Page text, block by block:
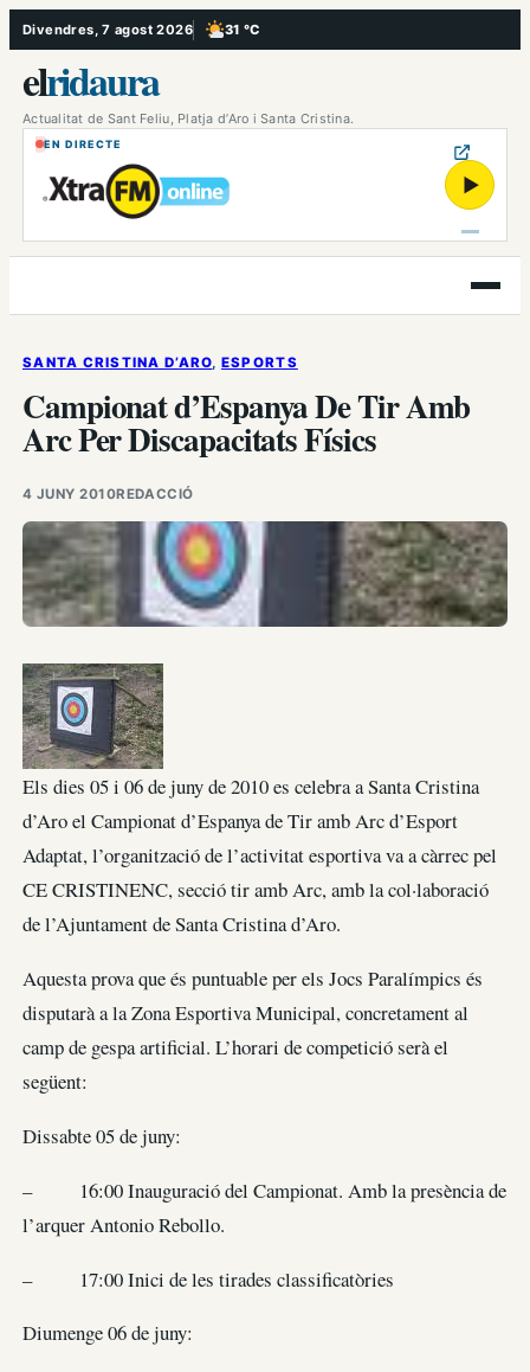
Vés
al
contingut
Divendres, 7 agost 2026 31 °C
, Poc ennuvolat
elridaura
Actualitat de Sant Feliu, Platja d’Aro i Santa Cristina.
EN DIRECTE
▶
Obre
el
SANTA CRISTINA D’ARO, ESPORTS
Campionat d’Espanya De Tir Amb
Arc Per Discapacitats Físics
4 JUNY 2010REDACCIÓ
Els dies 05 i 06 de juny de 2010 es celebra a Santa Cristina
d’Aro el Campionat d’Espanya de Tir amb Arc d’Esport
Adaptat, l’organització de l’activitat esportiva va a càrrec pel
CE CRISTINENC, secció tir amb Arc, amb la col·laboració
de l’Ajuntament de Santa Cristina d’Aro.
Aquesta prova que és puntuable per els Jocs Paralímpics és
disputarà a la Zona Esportiva Municipal, concretament al
camp de gespa artificial. L’horari de competició serà el
següent:
Dissabte 05 de juny:
– 16:00 Inauguració del Campionat. Amb la presència de
l’arquer Antonio Rebollo.
– 17:00 Inici de les tirades classificatòries
Diumenge 06 de juny: